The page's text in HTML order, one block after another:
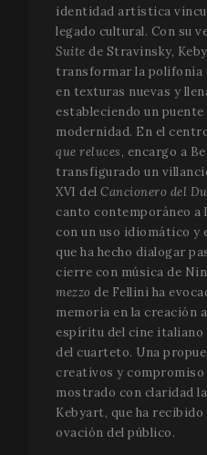
identidad artística
legado cultural. Con su
Suite de Stravinsky,
transformar la polifonía
en texturas nuevas y
estableciendo un
modernidad. En el
que reluces, encargo a
transfigurado un
XVI del Cancionero del
canto contemporáneo a
con un uso idiomático y
que ha hecho dialogar
cierre con música de
mezzo de Fellini ha
memoria en la creación
espíritu del cine italiano
del cuarteto. Una
creativos y compromiso
mostrado con claridad
Kebyart, que ha
ovación del público.